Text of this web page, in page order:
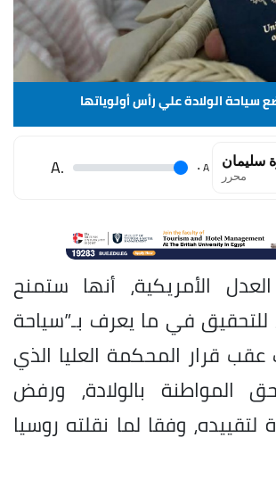
سياحة الولادة علي رأس أولوياتها
سليمان
محرر A
.
.A
الأمريكية، أنها ستمنح
في ما يعرف بـ”سياحة
عقب قرار المحكمة العليا الذي
المواطنة بالولادة، ورفض
لتقييده، وفقا لما نقلته روسيا